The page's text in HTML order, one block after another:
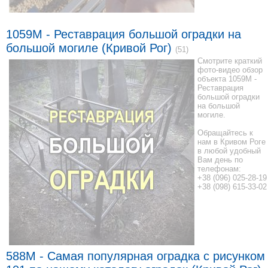
1059М - Реставрация большой оградки на
большой могиле (Кривой Рог) (51)
Смотрите краткий
фото-видео обзор
объекта 1059М -
Реставрация
большой оградки
на большой
могиле.
Обращайтесь к
нам в Кривом Роге
в любой удобный
Вам день по
телефонам:
+38 (096) 025-28-19
+38 (098) 615-33-02
588M - Самая популярная оградка с рисунком